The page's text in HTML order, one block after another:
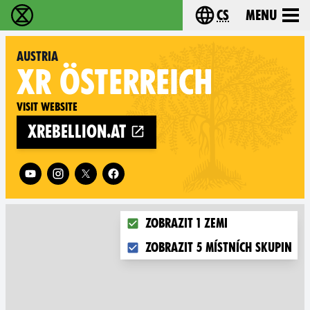
Rebelie proti vyhynutí - Home Choose your
cs Menu
Austria
XR ÖSTERREICH
Visit website
xrebellion.at
Follow XR Austria on
Choose what you want to
Zobrazit 1 zemi
Zobrazit 5 místních skupin